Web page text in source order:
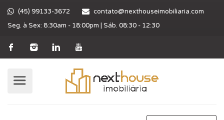
(45) 99133-3672
contato@nexthouseimobiliaria.com
Seg. à Sex: 8:30am - 18:00pm | Sáb. 08:30 - 12:30